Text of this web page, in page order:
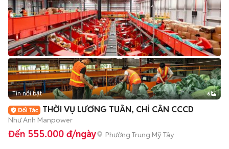
+2
Tin nổi bật 6
THỜI VỤ LƯƠNG TUẦN, CHỈ CẦN CCCD
Như Anh Manpower
Đến 555.000 đ/ngày Phường Trung Mỹ Tây